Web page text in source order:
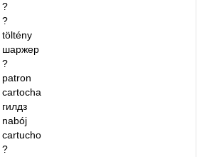
?
?
töltény
шаржер
?
patron
cartocha
гилдз
nabój
cartucho
?